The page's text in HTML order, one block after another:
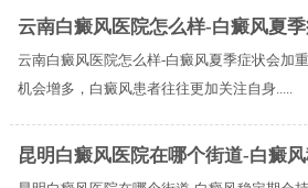
云南白癜风医院怎么样-白癜风夏
云南白癜风医院怎么样-白癜风夏季症状会加
机会增多，白癜风患者往往更加关注自身.....
昆明白癜风医院在哪个街道-白癜